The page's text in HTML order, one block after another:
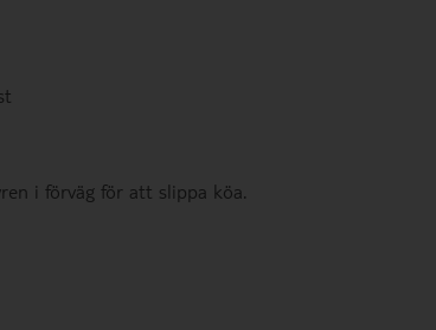
i förväg för att slippa köa.